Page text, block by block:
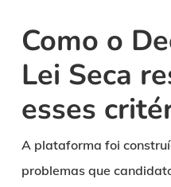
Como o
Lei Seca
esses
A plataforma foi
problemas que